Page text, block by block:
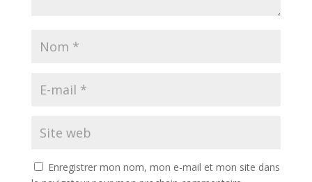
Enregistrer mon nom, mon e-mail et mon site dans